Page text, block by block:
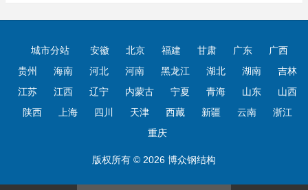
城市分站 安徽 北京 福建 甘肃 广东
广西
贵州
海南 河北 河南 黑龙江 湖北 湖南
吉林
江苏
江西 辽宁 内蒙古 宁夏 青海 山东
山西
陕西
上海 四川 天津 西藏 新疆 云南
浙江
重庆
版权所有 © 2026 博众钢结构